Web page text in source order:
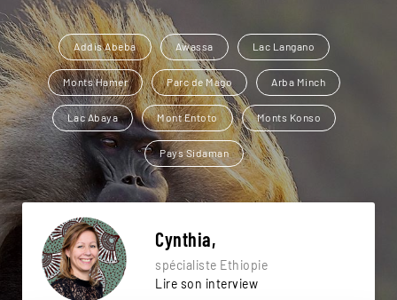
Addis Abeba Awassa Lac Langano
Monts Hamer Parc de Mago Arba Minch
Lac Abaya Mont Entoto Monts Konso
Pays Sidaman
Cynthia,
spécialiste Ethiopie
Lire son interview